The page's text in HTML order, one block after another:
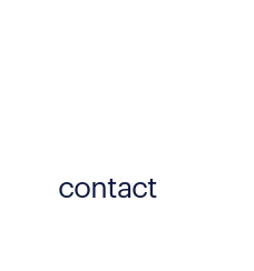
contact